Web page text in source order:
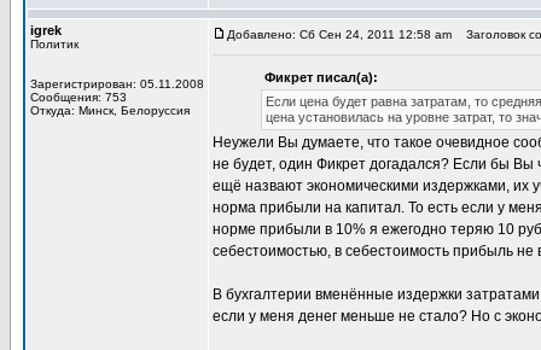
igrek
Политик
Зарегистрирован: 05.11.2008
Сообщения: 753
Откуда: Минск, Белоруссия
Добавлено: Сб Сен 24, 2011 12:58 am Заголовок
Фикрет писал(а):
Если цена будет равна затратам, то
цена установилась на уровне затрат, то
Неужели Вы думаете, что такое очевидное
не будет, один Фикрет догадался? Если бы Вы
ещё назвают экономическими издержками, их
норма прибыли на капитал. То есть если у
норме прибыли в 10% я ежегодно теряю 10
себестоимостью, в себестоимость прибыль не
В бухгалтерии вменённые издержки
если у меня денег меньше не стало? Но с